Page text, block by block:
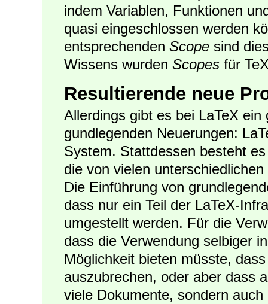
indem Variablen, Funktionen
quasi eingeschlossen werden
entsprechenden Scope sind
Wissens wurden Scopes für
Resultierende neue
Allerdings gibt es bei LaTeX
gundlegenden Neuerungen:
System. Stattdessen besteht
die von vielen
Die Einführung von
dass nur ein Teil der LaTeX-
umgestellt werden. Für die
dass die Verwendung selbiger
Möglichkeit bieten müsste,
auszubrechen, oder aber dass
viele Dokumente, sondern